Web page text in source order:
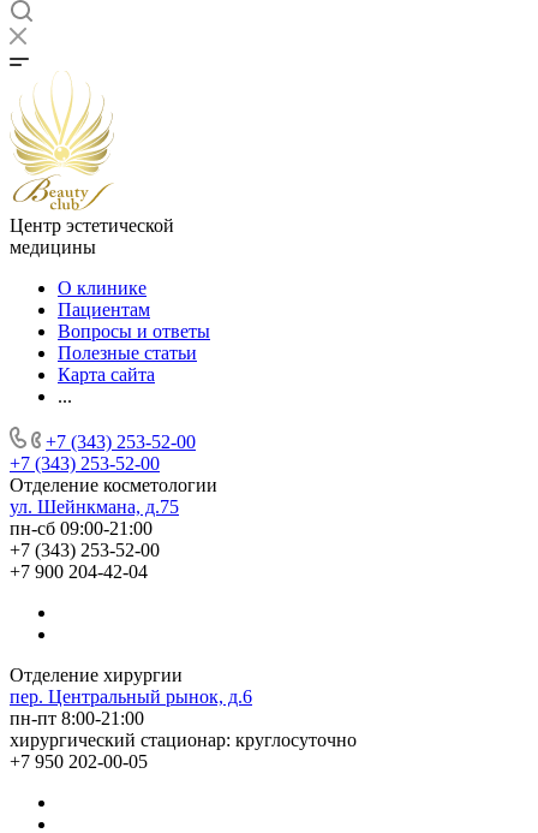
Центр эстетической
медицины
О клинике
Пациентам
Вопросы и ответы
Полезные статьи
Карта сайта
...
+7 (343) 253-52-00
+7 (343) 253-52-00
Отделение косметологии
ул. Шейнкмана, д.75
пн-сб 09:00-21:00
+7 (343) 253-52-00
+7 900 204-42-04
Отделение хирургии
пер. Центральный рынок, д.6
пн-пт 8:00-21:00
хирургический стационар: круглосуточно
+7 950 202-00-05